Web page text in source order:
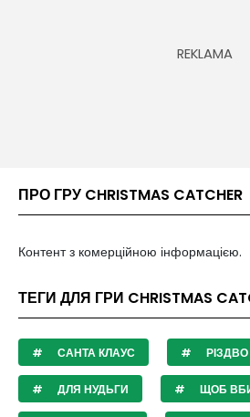
ПРО ГРУ CHRISTMAS CATCHER
Контент з комерційною інформацією.
ТЕГИ ДЛЯ ГРИ CHRISTMAS
САНТА КЛАУС РІЗДВО
ДЛЯ НУДЬГИ ЩОБ